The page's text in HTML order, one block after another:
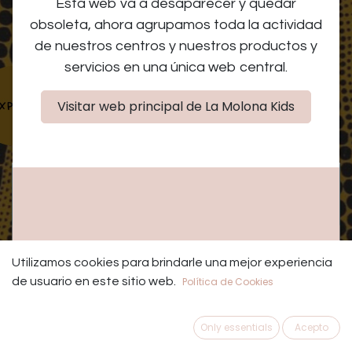
negra "Viaje hacia el
arte de Yayoi Kusama"
Viaje hacia
Esta web va a desaparecer y quedar
obsoleta, ahora agrupamos toda la actividad
de nuestros centros y nuestros productos y
servicios en una única web central.
Visitar web principal de La Molona Kids
Utilizamos cookies para brindarle una mejor experiencia
de usuario en este sitio web.
Política de Cookies
Only essentials Acepto